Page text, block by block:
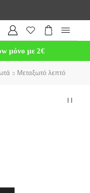
μόνο με 2€
Μεταξωτό λεπτό